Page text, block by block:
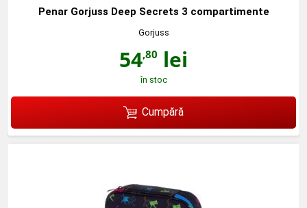
Penar Gorjuss Deep Secrets 3 compartimente
Gorjuss
54,80 lei
în stoc
Cumpără